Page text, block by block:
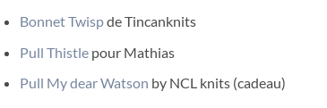
Bonnet Twispde Tincanknits
Pull Thistle pour Mathias
Pull My dear Watson by NCL knits (cadeau)